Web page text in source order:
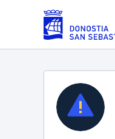
Eduki nagusira joan
Zerbitzuak